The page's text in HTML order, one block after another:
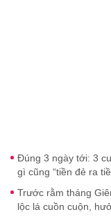
Đúng 3 ngày tới: 3
gì cũng “tiền đẻ ra
Trước rằm tháng
lộc lá cuồn cuộn,